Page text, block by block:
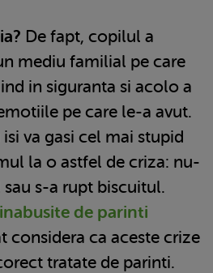
De fapt, copilul a
mediu familial pe care
in siguranta si acolo a
pe care le-a avut.
va gasi cel mai stupid
la o astfel de criza: nu-
sau s-a rupt biscuitul.
de parinti
considera ca aceste crize
tratate de parinti.